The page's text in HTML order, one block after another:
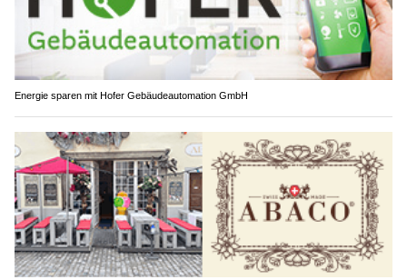
Energie sparen mit Hofer Gebäudeautomation GmbH